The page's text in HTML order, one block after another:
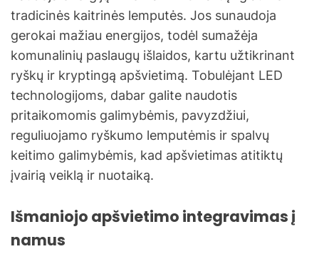
tradicinės kaitrinės lemputės. Jos sunaudoja
gerokai mažiau energijos, todėl sumažėja
komunalinių paslaugų išlaidos, kartu užtikrinant
ryškų ir kryptingą apšvietimą. Tobulėjant LED
technologijoms, dabar galite naudotis
pritaikomomis galimybėmis, pavyzdžiui,
reguliuojamo ryškumo lemputėmis ir spalvų
keitimo galimybėmis, kad apšvietimas atitiktų
įvairią veiklą ir nuotaiką.
Išmaniojo apšvietimo integravimas į
namus